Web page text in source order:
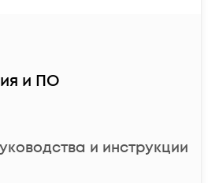
и ПО
и инструкции